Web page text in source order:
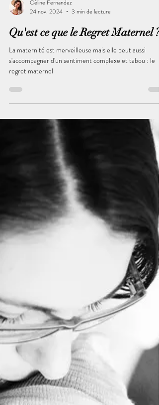
Céline Fernandez
24 nov. 2024
Qu'est ce que le Regret Maternel ?
s'accompagner d'un sentiment complexe et tabou : le
regret maternel